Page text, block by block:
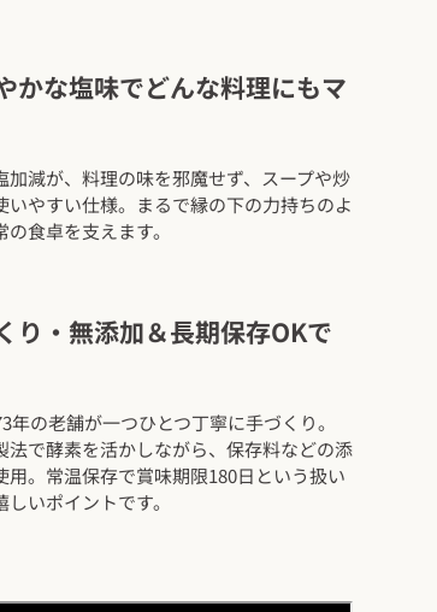
かな塩味でどんな料理にもマ
減が、料理の味を邪魔せず、スープや炒
いやすい仕様。まるで縁の下の力持ちのよ
の食卓を支えます。
り・無添加＆長期保存OKで
年の老舗が一つひとつ丁寧に手づくり。
法で酵素を活かしながら、保存料などの添
用。常温保存で賞味期限180日という扱い
しいポイントです。